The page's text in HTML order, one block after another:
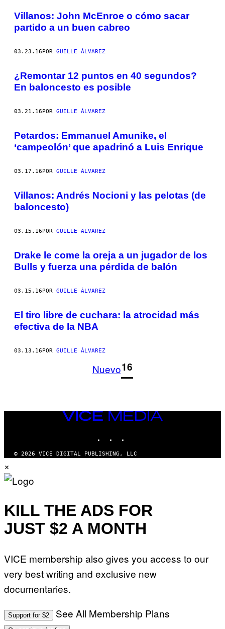
POSTS
BY
THIS
Villanos: John McEnroe o cómo sacar
partido a un buen cabreo
03.23.16POR GUILLE ÁLVAREZ
¿Remontar 12 puntos en 40 segundos?
En baloncesto es posible
03.21.16POR GUILLE ÁLVAREZ
Petardos: Emmanuel Amunike, el
‘campeolón’ que apadrinó a Luis Enrique
03.17.16POR GUILLE ÁLVAREZ
​Villanos: Andrés Nocioni y las pelotas (de
baloncesto)
03.15.16POR GUILLE ÁLVAREZ
Drake le come la oreja a un jugador de los
Bulls y fuerza una pérdida de balón
03.15.16POR GUILLE ÁLVAREZ
El tiro libre de cuchara: la atrocidad más
efectiva de la NBA
03.13.16POR GUILLE ÁLVAREZ
Nuevo 1
16
VICE
MEDIA
© 2026 VICE DIGITAL PUBLISHING, LLC
×
KILL THE ADS FOR
JUST $2 A MONTH
VICE membership also gives you access to our
very best writing and exclusive new
documentaries.
Support for $2 See All Membership Plans